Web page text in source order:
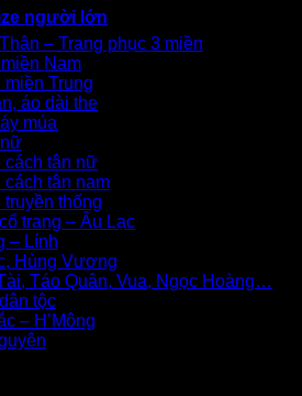
người lớn
– Trang phục 3 miền
Nam
miền Trung
áo dài the
múa
cách tân nữ
cách tân nam
truyền thống
trang – Âu Lạc
– Lính
Hùng Vương
Táo Quân, Vua, Ngọc Hoàng…
tộc
– H’Mông